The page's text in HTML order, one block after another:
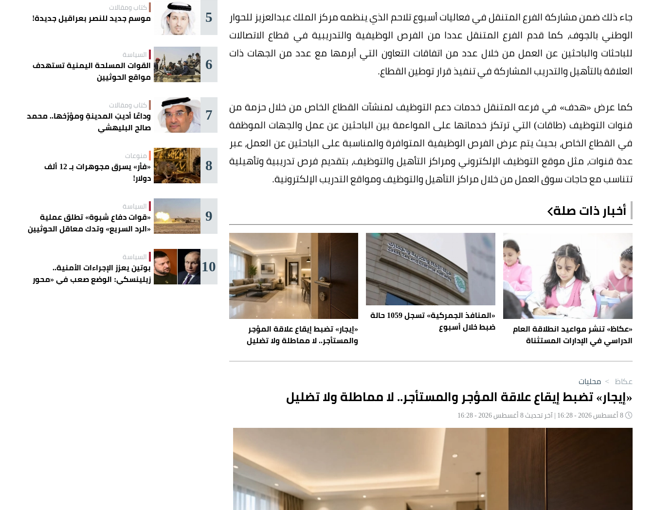
جاء ذلك ضمن مشاركة الفرع المتنقل في فعاليات أسبوع تلاحم الذي ينظمه مركز الملك عبدالعزيز للحوار
الوطني بالجوف، كما قدم الفرع المتنقل عددا من الفرص الوظيفية والتدريبية في قطاع الاتصالات
للباحثات والباحثين عن العمل من خلال عدد من اتفاقات التعاون التي أبرمها مع عدد من الجهات ذات
العلاقة بالتأهيل والتدريب المشاركة في تنفيذ قرار توطين القطاع.
كما عرض «هدف» في فرعه المتنقل خدمات دعم التوظيف لمنشآت القطاع الخاص من خلال حزمة من
قنوات التوظيف (طاقات) التي ترتكز خدماتها على المواءمة بين الباحثين عن عمل والجهات الموظفة
في القطاع الخاص، بحيث يتم عرض الفرص الوظيفية المتوافرة والمناسبة على الباحثين عن العمل، عبر
عدة قنوات، مثل موقع التوظيف الإلكتروني ومراكز التأهيل والتوظيف، بتقديم فرص تدريبية وتأهيلية
تتناسب مع حاجات سوق العمل من خلال مراكز التأهيل والتوظيف ومواقع التدريب الإلكترونية.
أخبار ذات صلة
«عكاظ» تنشر مواعيد انطلاقة العام
الدراسي في الإدارات المستثناة
«المنافذ الجمركية» تسجل 1059 حالة
ضبط خلال أسبوع
«إيجار» تضبط إيقاع علاقة المؤجر
والمستأجر.. لا مماطلة ولا تضليل
5 كتاب ومقالات
موسم جديد للنصر بعراقيل جديدة!
6 السياسة
القوات المسلحة اليمنية تستهدف
مواقع الحوثيين
7 كتاب ومقالات
وداعًا أديبَ المدينةِ ومؤرّخها.. محمد
صالح البليهشي
8 منوعات
«فأر» يسرق مجوهرات بـ 12 ألف
دولار!
9 السياسة
«قوات دفاع شبوة» تطلق عملية
«الرد السريع» وتدك معاقل الحوثيين
10 السياسة
بوتين يعزز الإجراءات الأمنية..
زيلينسكي: الوضع صعب في «محور
عكاظ > محليات
«إيجار» تضبط إيقاع علاقة المؤجر والمستأجر.. لا مماطلة ولا تضليل